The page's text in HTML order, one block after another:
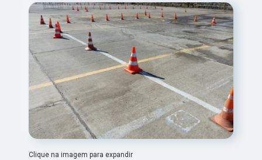
Clique na imagem para expandir